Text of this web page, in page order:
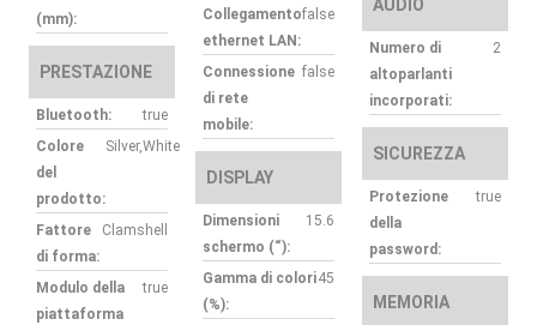
(mm):
PRESTAZIONE
Bluetooth:
true
Colore
del
prodotto:
Silver,White
Fattore
di forma:
Clamshell
Modulo della
piattaforma
true
Collegamento
ethernet LAN:
false
Connessione
di rete
mobile:
false
DISPLAY
Dimensioni
schermo (“):
15.6
Gamma di colori
(%):
45
AUDIO
Numero di
altoparlanti
incorporati:
2
SICUREZZA
Protezione
della
password:
true
MEMORIA